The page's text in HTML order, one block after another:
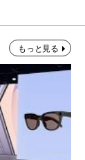
もっと見る